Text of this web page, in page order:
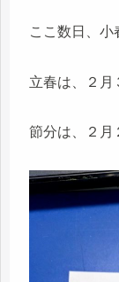
ここ数日、小
立春は、２月
節分は、２月